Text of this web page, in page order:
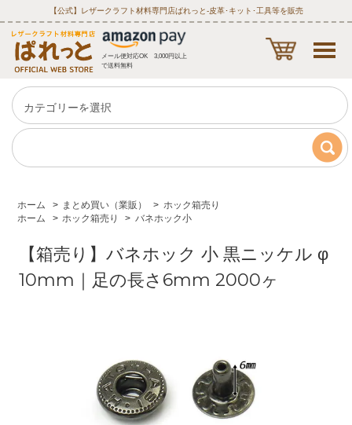
【公式】レザークラフト材料専門店ぱれっと‐皮革･キット･工具等を販売
メール便対応OK 3,000円以上
で送料無料
ホーム > まとめ買い（業販） > ホック箱売り
ホーム
> ホック箱売り > バネホック小
【箱売り】バネホック 小 黒ニッケル φ
10mm｜足の長さ6mm 2000ヶ